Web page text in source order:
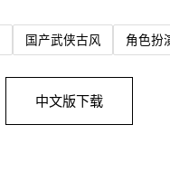
国产武侠古风 角色扮
中文版下载